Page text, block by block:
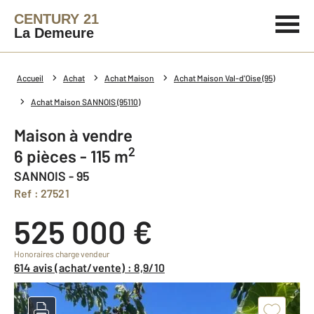
CENTURY 21
La Demeure
Accueil Achat Achat Maison Achat Maison Val-d'Oise (95)
Achat Maison SANNOIS (95110)
Maison à vendre
6 pièces - 115 m2
SANNOIS - 95
Ref : 27521
525 000 €
Honoraires charge vendeur
614 avis (achat/vente) : 8,9/10